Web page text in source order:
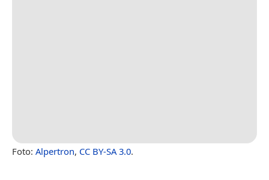
Foto: Alpertron, CC BY-SA 3.0.